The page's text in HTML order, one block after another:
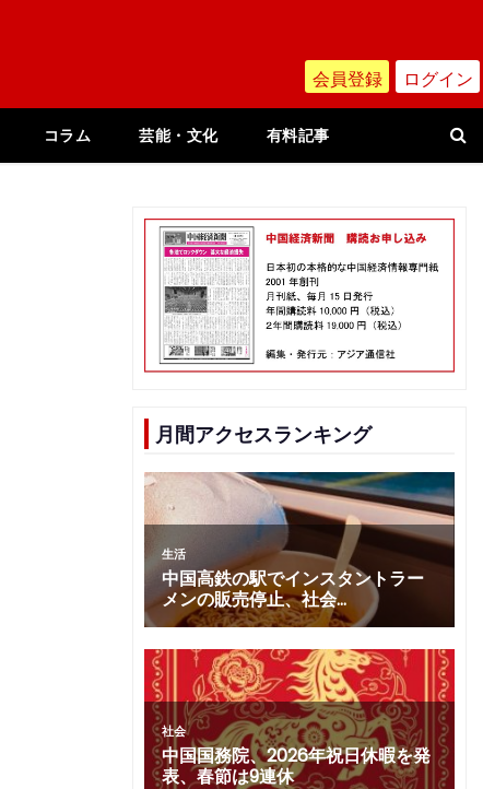
会員登録 ログイン
コラム 芸能・文化 有料記事
月間アクセスランキング